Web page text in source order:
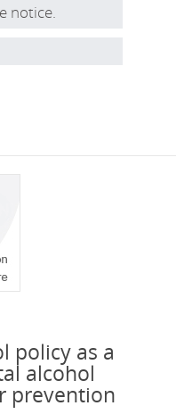
notice.
policy as a
alcohol
prevention